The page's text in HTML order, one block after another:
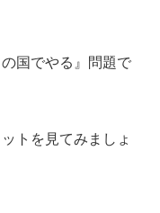
国でやる』問題で
トを見てみましょ